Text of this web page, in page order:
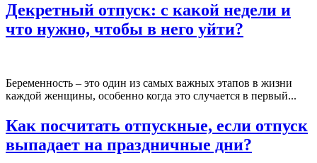
Декретный отпуск: с какой недели и
что нужно, чтобы в него уйти?
Беременность – это один из самых важных этапов в жизни
каждой женщины, особенно когда это случается в первый...
Как посчитать отпускные, если отпуск
выпадает на праздничные дни?